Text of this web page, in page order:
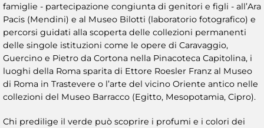
famiglie - partecipazione congiunta di genitori e figli - all’Ara
Pacis (Mendini) e al Museo Bilotti (laboratorio fotografico) e
percorsi guidati alla scoperta delle collezioni permanenti
delle singole istituzioni come le opere di Caravaggio,
Guercino e Pietro da Cortona nella Pinacoteca Capitolina, i
luoghi della Roma sparita di Ettore Roesler Franz al Museo
di Roma in Trastevere o l’arte del vicino Oriente antico nelle
collezioni del Museo Barracco (Egitto, Mesopotamia, Cipro).
Chi predilige il verde può scoprire i profumi e i colori dei